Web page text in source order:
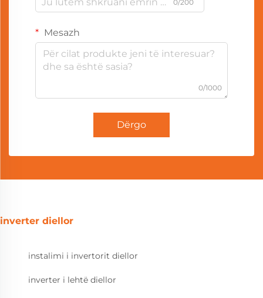
0/200
Mesazh
0/1000
Dërgo
inverter diellor
instalimi i invertorit diellor
inverter i lehtë diellor